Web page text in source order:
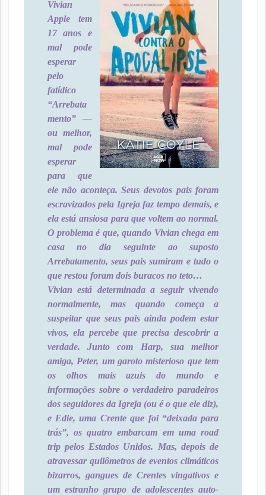
Vivian
Apple tem
17 anos e
mal pode
esperar
pelo
fatídico
“Arrebata
mento” —
ou melhor,
mal pode
esperar
para que
ele não aconteça. Seus devotos pais foram
escravizados pela Igreja faz tempo demais, e
ela está ansiosa para que voltem ao normal.
O problema é que, quando Vivian chega em
casa no dia seguinte ao suposto
Arrebatamento, seus pais sumiram e tudo o
que restou foram dois buracos no teto…
Vivian está determinada a seguir vivendo
normalmente, mas quando começa a
suspeitar que seus pais ainda podem estar
vivos, ela percebe que precisa descobrir a
verdade. Junto com Harp, sua melhor
amiga, Peter, um garoto misterioso que tem
os olhos mais azuis do mundo e
informações sobre o verdadeiro paradeiros
dos seguidores da Igreja (ou é o que ele diz),
e Edie, uma Crente que foi “deixada para
trás”, os quatro embarcam em uma road
trip pelos Estados Unidos. Mas, depois de
atravessar quilômetros de eventos climáticos
bizarros, gangues de Crentes vingativos e
um estranho grupo de adolescentes auto-